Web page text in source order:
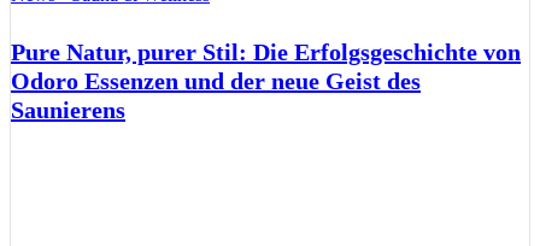
Pure Natur, purer Stil: Die Erfolgsgeschichte von
Odoro Essenzen und der neue Geist des
Saunierens